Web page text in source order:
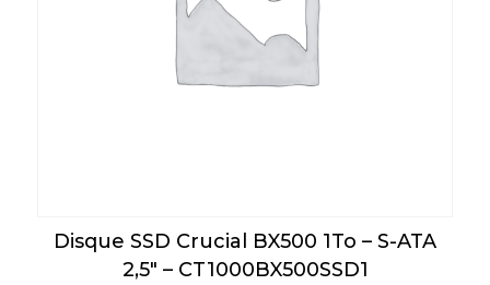
Disque SSD Crucial BX500 1To – S-ATA
2,5″ – CT1000BX500SSD1